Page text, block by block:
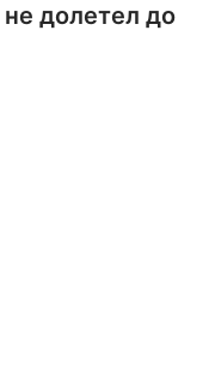
долетел до